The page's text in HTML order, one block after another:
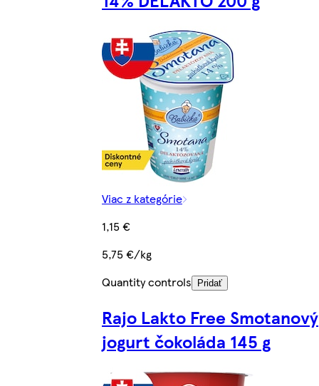
Viac z kategórie
1,15 €
5,75 €/kg
Quantity controls
Pridať
Rajo Lakto Free Smotanový
jogurt čokoláda 145 g